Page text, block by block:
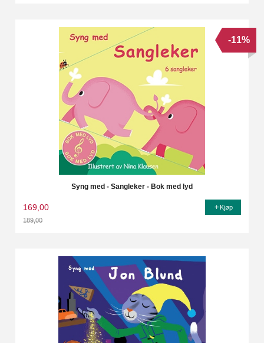
Syng med - Sangleker - Bok med lyd
169,00
189,00
-11%
Kjøp